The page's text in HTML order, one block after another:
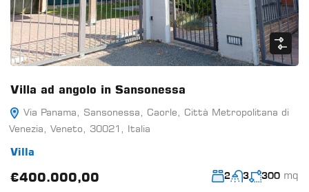
Villa ad angolo in Sansonessa
Via Panama, Sansonessa, Caorle, Città Metropolitana di
Venezia, Veneto, 30021, Italia
Villa
€400.000,00 2 3 300 mq